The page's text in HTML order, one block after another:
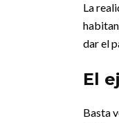
La
dar el
El
Basta